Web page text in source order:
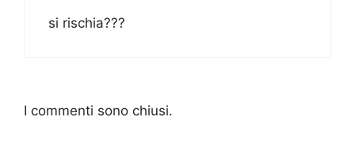
si rischia???
I commenti sono chiusi.